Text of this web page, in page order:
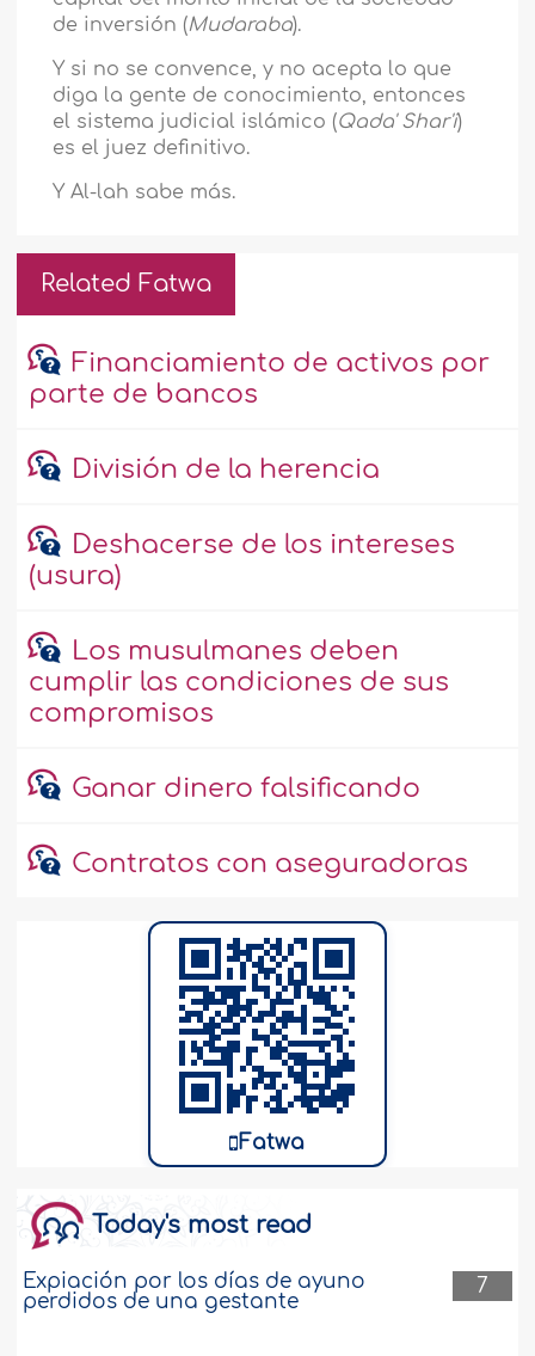
de inversión (Mudaraba).
Y si no se convence, y no acepta lo que
diga la gente de conocimiento, entonces
el sistema judicial islámico (Qada' Shar'i)
es el juez definitivo.
Y Al-lah sabe más.
Related Fatwa
Financiamiento de activos por
parte de bancos
División de la herencia
Deshacerse de los intereses
(usura)
Los musulmanes deben
cumplir las condiciones de sus
compromisos
Ganar dinero falsificando
Contratos con aseguradoras
Fatwa
Today's most read
7
Expiación por los días de ayuno
perdidos de una gestante